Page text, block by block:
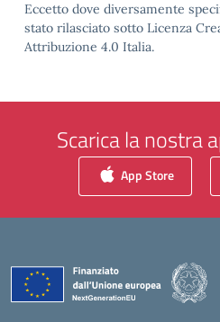
Eccetto dove diversamente
stato rilasciato sotto Licenza
Attribuzione 4.0 Italia.
Scarica la nostra
App Store